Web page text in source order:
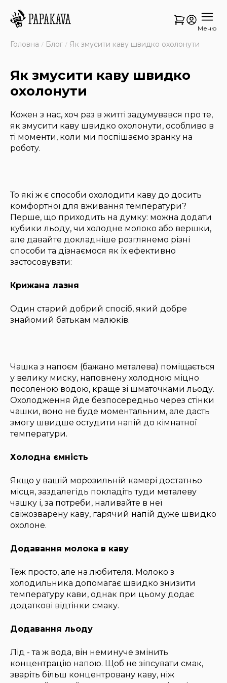
Меню
Головна Блог Як змусити каву швидко охолонути
Як змусити каву швидко
охолонути
Кожен з нас, хоч раз в житті задумувався про те,
як змусити каву швидко охолонути, особливо в
ті моменти, коли ми поспішаємо зранку на
роботу.
То які ж є способи охолодити каву до досить
комфортної для вживання температури?
Перше, що приходить на думку: можна додати
кубики льоду, чи холодне молоко або вершки,
але давайте докладніше розглянемо різні
способи та дізнаємося як їх ефективно
застосовувати:
Крижана лазня
Один старий добрий спосіб, який добре
знайомий батькам малюків.
Чашка з напоєм (бажано металева) поміщається
у велику миску, наповнену холодною міцно
посоленою водою, краще зі шматочками льоду.
Охолодження йде безпосередньо через стінки
чашки, воно не буде моментальним, але дасть
змогу швидше остудити напій до кімнатної
температури.
Холодна ємність
Якщо у вашій морозильній камері достатньо
місця, заздалегідь покладіть туди металеву
чашку і, за потреби, наливайте в неї
свіжозварену каву, гарячий напій дуже швидко
охолоне.
Додавання молока в каву
Теж просто, але на любителя. Молоко з
холодильника допомагає швидко знизити
температуру кави, однак при цьому додає
додаткові відтінки смаку.
Додавання льоду
Лід - та ж вода, він неминуче змінить
концентрацію напою. Щоб не зіпсувати смак,
зваріть більш концентровану каву, ніж